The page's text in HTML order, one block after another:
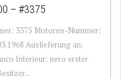
– #3375
3375 Motoren-Nummer:
Auslieferung an:
Interieur: nero erster